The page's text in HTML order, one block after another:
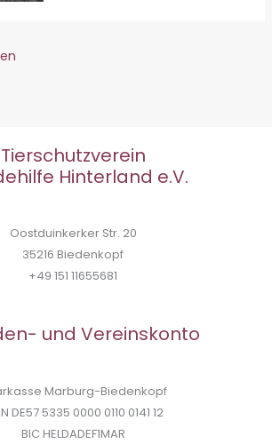
Tierschutzverein
Hinterland e.V.
Oostduinkerker Str. 20
35216 Biedenkopf
+49 151 11655681
und Vereinskonto
Marburg-Biedenkopf
DE57 5335 0000 0110 0141 12
BIC HELDADEF1MAR